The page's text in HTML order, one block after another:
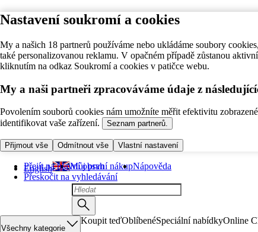
Nastavení soukromí a cookies
My a našich 18 partnerů používáme nebo ukládáme soubory
také personalizovanou reklamu. V opačném případě zůstanou
kliknutím na odkaz Soukromí a cookies v patičce webu.
My a naši partneři zpracováváme údaje z
Povolením souborů cookies nám umožníte měřit efektivitu
identifikovat vaše zařízení.
Seznam partnerů.
Přijmout vše Odmítnout vše Vlastní nastavení
Přejít na hlavní obsah
Přeskočit na vyhledávání
English Můj první nákupNápověda
Všechny kategorie
Koupit teďOblíbenéSpeciální nabídkyOnline